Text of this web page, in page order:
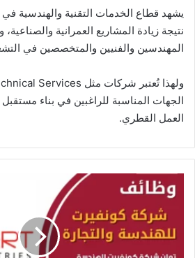
يشهد قطاع الخدمات التقنية والهندسية
نتيجة زيادة المشاريع العمرانية
المهندسين والفنيين والمتخصصين في
ولهذا تُعتبر شركات مثل Services
الجهات المناسبة للراغبين في بناء
العمل القطري.
ش